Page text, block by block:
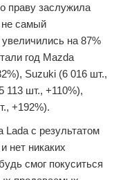
праву заслужила
не самый
на 87%
год Mazda
Suzuki (6 016 шт.,
113 шт., +110%),
+192%).
Lada с результатом
нет никаких
смог покуситься